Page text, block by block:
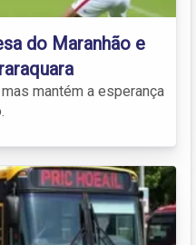
do Maranhão e
mantém a esperança